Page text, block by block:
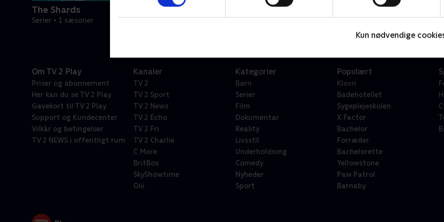
Kun nødvendige
The Shards
Serier • 1 sæsoner
Star Wars: Visions Presents - The Ninth Jedi
Om TV 2 Play
Priser og abonnement
Her kan du se TV 2 Play
Gavekort til TV 2 Play
Support og Kundecenter
Vilkår og betingelser
TV 2 NEWS i offentligt rum
Kanaler
TV 2
TV 2 Sport
TV 2 News
TV 2 Echo
TV 2 Fri
TV 2 Charlie
C More
BritBox
SkyShowtime
Oiii
Kategorier
Børn
Serier
Film
Dokumentar
Reality
Livsstil
Underholdning
Comedy
Nyheder
Sport
Populært
Klovn
Badehotellet
Sygeplejeskolen
X Factor
Bachelor
Forræder
Bachelorette
Yellowstone
Paw Patrol
Barnaby